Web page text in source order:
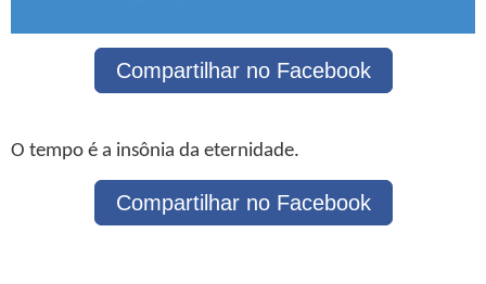
Compartilhar no Facebook
O tempo é a insônia da eternidade.
Compartilhar no Facebook